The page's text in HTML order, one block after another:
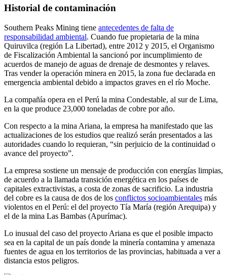
Historial de contaminación
Southern Peaks Mining tiene antecedentes de falta de
responsabilidad ambiental. Cuando fue propietaria de la mina
Quiruvilca (región La Libertad), entre 2012 y 2015, el Organismo
de Fiscalización Ambiental la sancionó por incumplimiento de
acuerdos de manejo de aguas de drenaje de desmontes y relaves.
Tras vender la operación minera en 2015, la zona fue declarada en
emergencia ambiental debido a impactos graves en el río Moche.
La compañía opera en el Perú la mina Condestable, al sur de Lima,
en la que produce 23,000 toneladas de cobre por año.
Con respecto a la mina Ariana, la empresa ha manifestado que las
actualizaciones de los estudios que realizó serán presentados a las
autoridades cuando lo requieran, “sin perjuicio de la continuidad o
avance del proyecto”.
La empresa sostiene un mensaje de producción con energías limpias,
de acuerdo a la llamada transición energética en los países de
capitales extractivistas, a costa de zonas de sacrificio. La industria
del cobre es la causa de dos de los conflictos socioambientales más
violentos en el Perú: el del proyecto Tía María (región Arequipa) y
el de la mina Las Bambas (Apurímac).
Lo inusual del caso del proyecto Ariana es que el posible impacto
sea en la capital de un país donde la minería contamina y amenaza
fuentes de agua en los territorios de las provincias, habituada a ver a
distancia estos peligros.